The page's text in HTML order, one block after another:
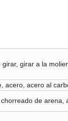
girar a la
acero, acero al
de